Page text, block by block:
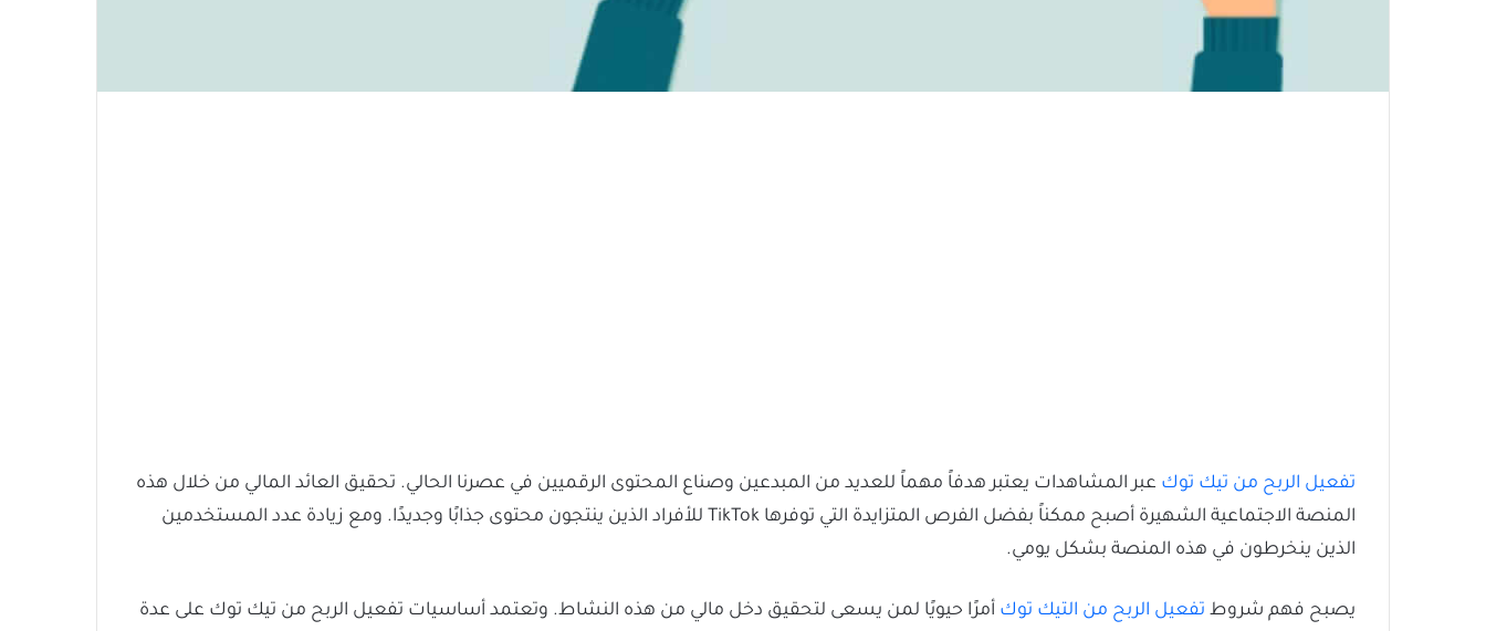
تفعيل الربح من تيك توك عبر المشاهدات يعتبر هدفاً مهماً للعديد من المبدعين وصناع المحتوى الرقميين في عصرنا الحالي. تحقيق العائد المالي من خلال هذه
المنصة الاجتماعية الشهيرة أصبح ممكناً بفضل الفرص المتزايدة التي توفرها TikTok للأفراد الذين ينتجون محتوى جذابًا وجديدًا. ومع زيادة عدد المستخدمين
الذين ينخرطون في هذه المنصة بشكل يومي.
يصبح فهم شروط تفعيل الربح من التيك توك أمرًا حيويًا لمن يسعى لتحقيق دخل مالي من هذه النشاط. وتعتمد أساسيات تفعيل الربح من تيك توك على عدة